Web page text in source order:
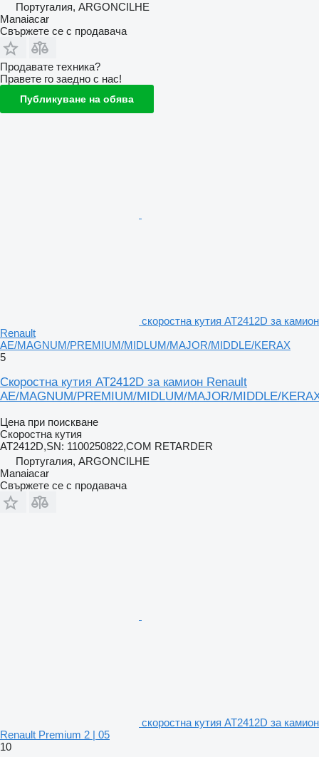
Португалия, ARGONCILHE
Manaiacar
Свържете се с продавача
Продавате техника?
Правете го заедно с нас!
Публикуване на обява
скоростна кутия AT2412D за камион
Renault
AE/MAGNUM/PREMIUM/MIDLUM/MAJOR/MIDDLE/KERAX
5
Скоростна кутия AT2412D за камион Renault
AE/MAGNUM/PREMIUM/MIDLUM/MAJOR/MIDDLE/
Цена при поискване
Скоростна кутия
AT2412D,SN: 1100250822,COM RETARDER
Португалия, ARGONCILHE
Manaiacar
Свържете се с продавача
скоростна кутия AT2412D за камион
Renault Premium 2 | 05
10